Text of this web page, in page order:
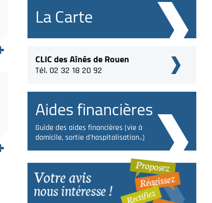
La Carte
CLIC des Aînés de Rouen
Tél. 02 32 18 20 92
Aides financières
Guide des aides financières (vie à
domicile, sortie d'hospitalisation..)